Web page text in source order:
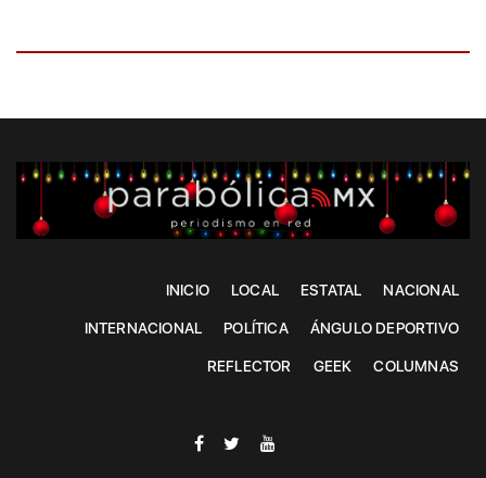
INICIO LOCAL ESTATAL NACIONAL
INTERNACIONAL POLÍTICA ÁNGULO DEPORTIVO
REFLECTOR GEEK COLUMNAS